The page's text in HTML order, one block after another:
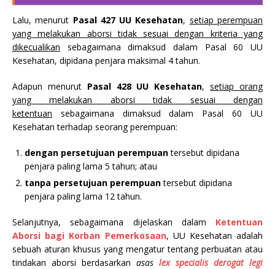
Lalu, menurut Pasal 427 UU Kesehatan, setiap perempuan
yang melakukan aborsi tidak sesuai dengan kriteria yang
dikecualikan sebagaimana dimaksud dalam Pasal 60 UU
Kesehatan, dipidana penjara maksimal 4 tahun.
Adapun menurut Pasal 428 UU Kesehatan,setiap orang
yang melakukan aborsi tidak sesuai dengan
ketentuan sebagaimana dimaksud dalam Pasal 60 UU
Kesehatan terhadap seorang perempuan:
dengan persetujuan perempuantersebut dipidana
penjara paling lama 5 tahun; atau
tanpa persetujuan perempuantersebut dipidana
penjara paling lama 12 tahun.
Selanjutnya, sebagaimana dijelaskan dalam Ketentuan
Aborsi bagi Korban Pemerkosaan, UU Kesehatan adalah
sebuah aturan khusus yang mengatur tentang perbuatan atau
tindakan aborsi berdasarkan asas lex specialis derogat legi